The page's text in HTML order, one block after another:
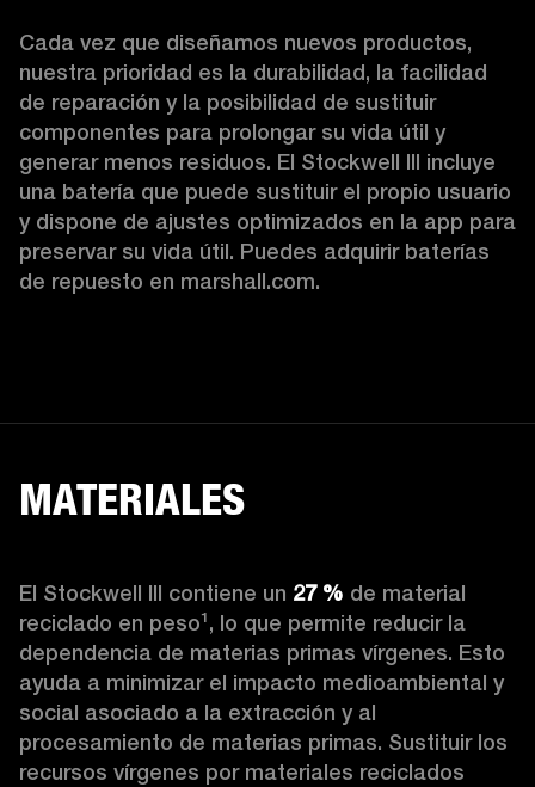
Cada vez que diseñamos nuevos productos,
nuestra prioridad es la durabilidad, la facilidad
de reparación y la posibilidad de sustituir
componentes para prolongar su vida útil y
generar menos residuos. El Stockwell III incluye
una batería que puede sustituir el propio usuario
y dispone de ajustes optimizados en la app para
preservar su vida útil. Puedes adquirir baterías
de repuesto en marshall.com.
MATERIALES
El Stockwell III contiene un 27 % de material
reciclado en peso¹, lo que permite reducir la
dependencia de materias primas vírgenes. Esto
ayuda a minimizar el impacto medioambiental y
social asociado a la extracción y al
procesamiento de materias primas. Sustituir los
recursos vírgenes por materiales reciclados